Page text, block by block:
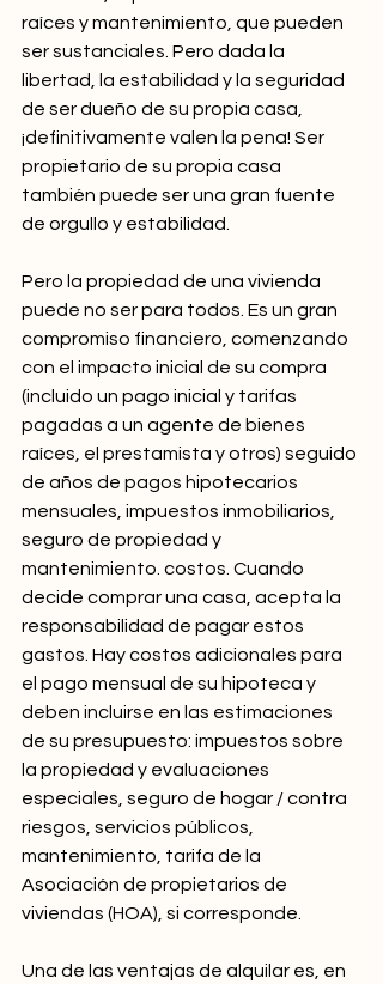
raíces y mantenimiento, que pueden
ser sustanciales. Pero dada la
libertad, la estabilidad y la seguridad
de ser dueño de su propia casa,
¡definitivamente valen la pena! Ser
propietario de su propia casa
también puede ser una gran fuente
de orgullo y estabilidad.
Pero la propiedad de una vivienda
puede no ser para todos. Es un gran
compromiso financiero, comenzando
con el impacto inicial de su compra
(incluido un pago inicial y tarifas
pagadas a un agente de bienes
raíces, el prestamista y otros) seguido
de años de pagos hipotecarios
mensuales, impuestos inmobiliarios,
seguro de propiedad y
mantenimiento. costos. Cuando
decide comprar una casa, acepta la
responsabilidad de pagar estos
gastos. Hay costos adicionales para
el pago mensual de su hipoteca y
deben incluirse en las estimaciones
de su presupuesto: impuestos sobre
la propiedad y evaluaciones
especiales, seguro de hogar / contra
riesgos, servicios públicos,
mantenimiento, tarifa de la
Asociación de propietarios de
viviendas (HOA), si corresponde.
Una de las ventajas de alquilar es, en